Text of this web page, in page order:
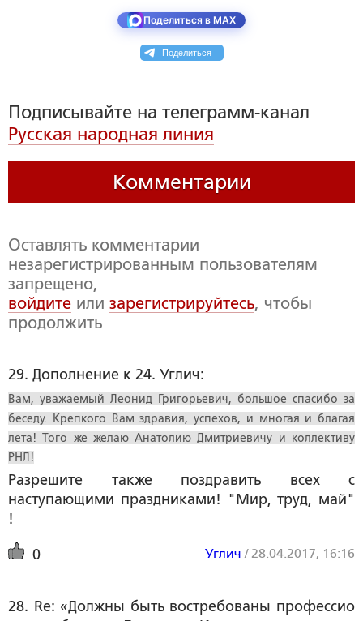
Поделиться в MAX
Поделиться
Подписывайте на телеграмм-канал
Русская народная линия
Комментарии
Оставлять комментарии
незарегистрированным пользователям
запрещено,
войдите или зарегистрируйтесь, чтобы
продолжить
29. Дополнение к 24. Углич:
Вам, уважаемый Леонид Григорьевич, большое спасибо за
беседу. Крепкого Вам здравия, успехов, и многая и благая
лета! Того же желаю Анатолию Дмитриевичу и коллективу
РНЛ!
Разрешите также поздравить всех с
наступающими праздниками! "Мир, труд, май"
!
0 Углич / 28.04.2017, 16:16
28. Re: «Должны быть востребованы профессио